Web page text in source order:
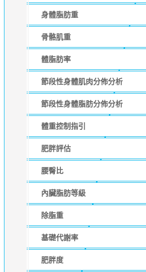
身體脂肪重
骨骼肌重
體脂肪率
節段性身體肌肉分佈分析
節段性身體脂肪分佈分析
體重控制指引
肥胖評估
腰臀比
內臟脂肪等級
除脂重
基礎代謝率
肥胖度